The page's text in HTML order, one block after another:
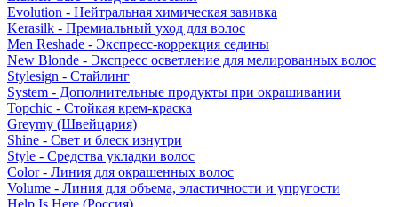
Evolution - Нейтральная химическая завивка
Kerasilk - Премиальный уход для волос
Men Reshade - Экспресс-коррекция седины
New Blonde - Экспресс осветление для мелированных волос
Stylesign - Стайлинг
System - Дополнительные продукты при окрашивании
Topchic - Стойкая крем-краска
Greymy (Швейцария)
Shine - Свет и блеск изнутри
Style - Средства укладки волос
Color - Линия для окрашенных волос
Volume - Линия для объема, эластичности и упругости
Help Is Here (Россия)